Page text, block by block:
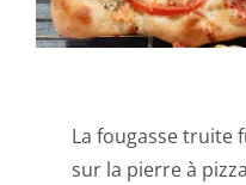
La fougasse truite
sur la pierre à